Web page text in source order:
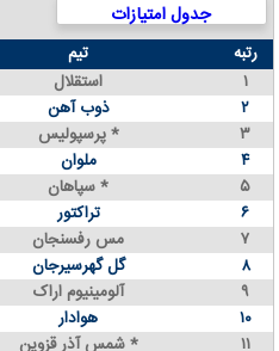
جدول امتیازات
رتبه تیم
۱
استقلال
۲
ذوب آهن
۳
پرسپولیس *
۴
ملوان
۵
سپاهان *
۶
تراکتور
۷
مس رفسنجان
۸
گل گهرسیرجان
۹
آلومینیوم اراک
۱۰
هوادار
۱۱
شمس آذر قزوین *